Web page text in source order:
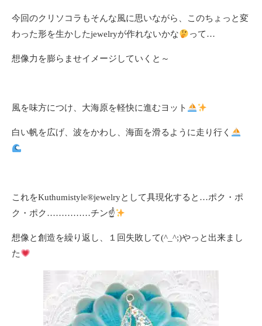
今回のクリソコラもそんな風に思いながら、このちょっと変
わった形を生かしたjewelryが作れないかな
って…
想像力を膨らませイメージしていくと～
風を味方につけ、大海原を軽快に進むヨット
白い帆を広げ、波をかわし、海面を滑るように走り行く
これをKuthumistyle®️jewelryとして具現化すると…ポク・ポ
ク・ポク……………チン☝
想像と創造を繰り返し、１回失敗して(^_^;)やっと出来まし
た